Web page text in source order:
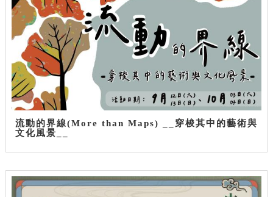
流動的界線(More than Maps) __穿梭其中的藝術與
文化風景__